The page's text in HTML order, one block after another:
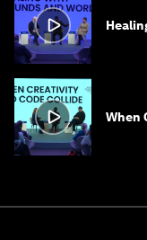
When